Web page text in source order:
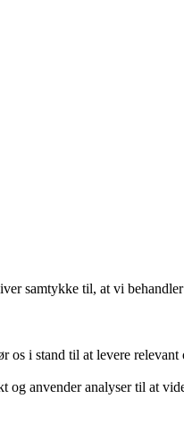
samtykke til, at vi
os i stand til at levere
og anvender analyser til at